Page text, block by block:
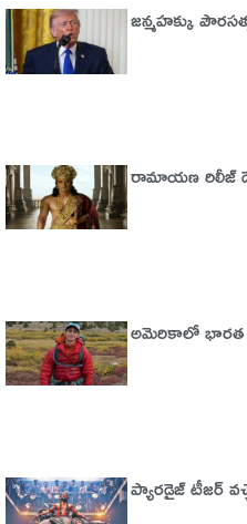
జన్మహక్కు
రామాయణ రిలీజ్
అమెరికాలో భార‌త
ప్యారడైజ్‌ టీజర్‌